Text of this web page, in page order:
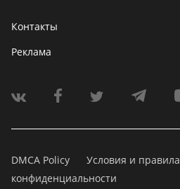
Контакты
Реклама
DMCA Policy Условия и правила
конфиденциальности